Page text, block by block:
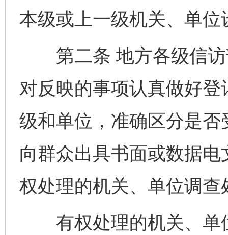
本级或上一级机关、单
第二条 地方各级信访
对反映的事项认真做好
级和单位，准确区分是
向群众出具书面或数据
权处理的机关、单位调查
有权处理的机关、单